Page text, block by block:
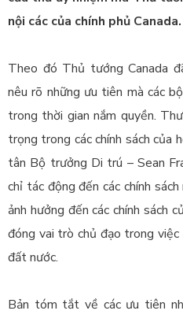
nội các của chính phủ Canada.
Theo đó Thủ tướng Canada
nêu rõ những ưu tiên mà các
trong thời gian nắm quyền.
trọng trong các chính sách của
tân Bộ trưởng Di trú – Sean
chỉ tác động đến các chính
ảnh hưởng đến các chính sách
đóng vai trò chủ đạo trong
đất nước.
Bản tóm tắt về các ưu tiên